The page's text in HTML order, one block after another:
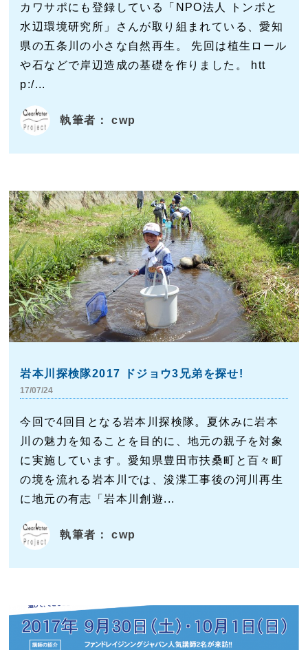
カワサポにも登録している「NPO法人 トンボと
水辺環境研究所」さんが取り組まれている、愛知
県の五条川の小さな自然再生。 先回は植生ロール
や石などで岸辺造成の基礎を作りました。 htt
p:/...
執筆者： cwp
岩本川探検隊2017 ドジョウ3兄弟を探せ!
17/07/24
今回で4回目となる岩本川探検隊。夏休みに岩本
川の魅力を知ることを目的に、地元の親子を対象
に実施しています。愛知県豊田市扶桑町と百々町
の境を流れる岩本川では、浚渫工事後の河川再生
に地元の有志「岩本川創遊...
執筆者： cwp